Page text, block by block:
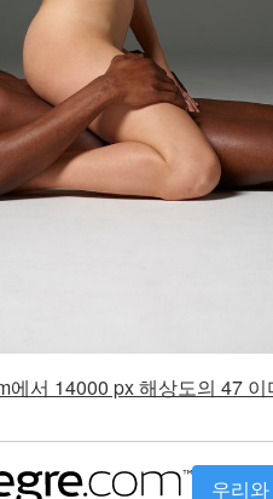
서 14000 px 해상도의 47
우리